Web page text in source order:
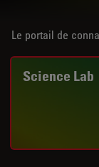
Le portail de
Science Lab